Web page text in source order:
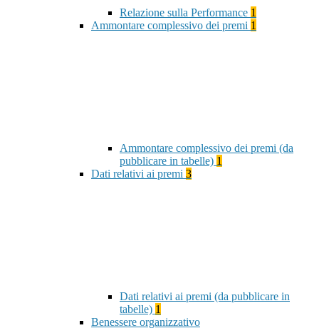
Relazione sulla Performance 1
Ammontare complessivo dei premi 1
Ammontare complessivo dei premi (da
pubblicare in tabelle) 1
Dati relativi ai premi 3
Dati relativi ai premi (da pubblicare in
tabelle) 1
Benessere organizzativo